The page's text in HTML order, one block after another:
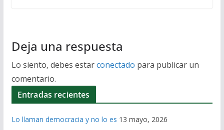
Deja una respuesta
Lo siento, debes estarconectado para publicar un
comentario.
Entradas recientes
Lo llaman democracia y no lo es 13 mayo, 2026